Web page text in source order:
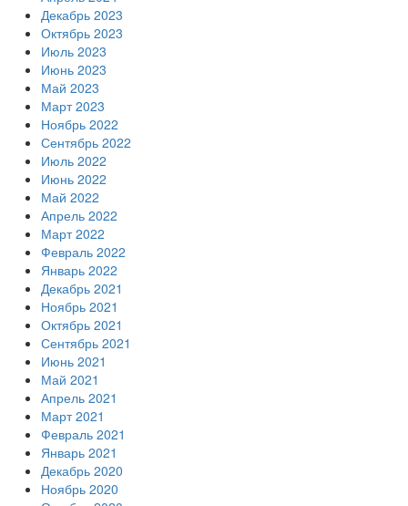
Декабрь 2023
Октябрь 2023
Июль 2023
Июнь 2023
Май 2023
Март 2023
Ноябрь 2022
Сентябрь 2022
Июль 2022
Июнь 2022
Май 2022
Апрель 2022
Март 2022
Февраль 2022
Январь 2022
Декабрь 2021
Ноябрь 2021
Октябрь 2021
Сентябрь 2021
Июнь 2021
Май 2021
Апрель 2021
Март 2021
Февраль 2021
Январь 2021
Декабрь 2020
Ноябрь 2020